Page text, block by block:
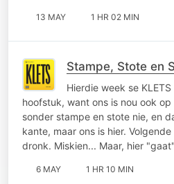
13 MAY 1 HR 02 MIN
Stampe, Stote en
Hierdie week se
hoofstuk, want ons is nou ook
sonder stampe en stote nie, en
kante, maar ons is hier.
dronk. Miskien... Maar, hier
6 MAY 1 HR 10 MIN